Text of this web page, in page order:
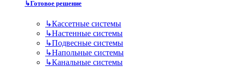
↳Готовое решение
↳Кассетные системы
↳Настенные системы
↳Подвесные системы
↳Напольные системы
↳Канальные системы